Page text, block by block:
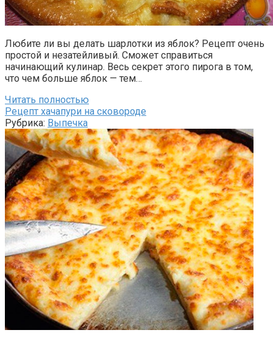
Любите ли вы делать шарлотки из яблок? Рецепт очень
простой и незатейливый. Сможет справиться
начинающий кулинар. Весь секрет этого пирога в том,
что чем больше яблок — тем…
Читать полностью
Рецепт хачапури на сковороде
Рубрика: Выпечка